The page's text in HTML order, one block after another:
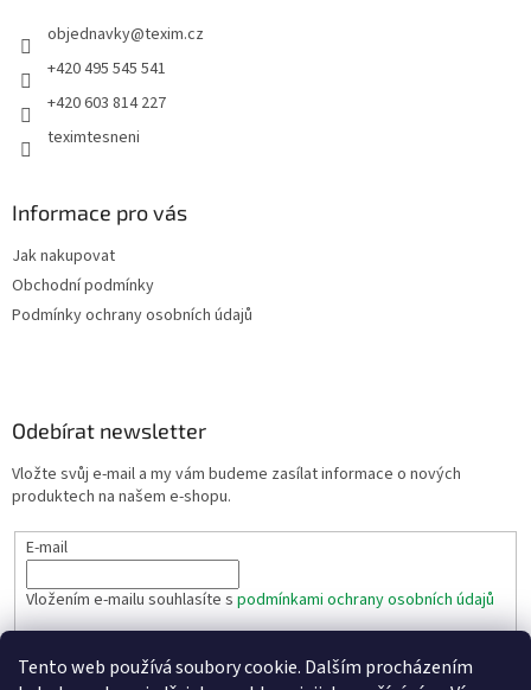
Tento web používá soubory cookie. Dalším procházením
objednavky@texim.cz
+420 495 545 541
+420 603 814 227
teximtesneni
Informace pro vás
Jak nakupovat
Obchodní podmínky
Podmínky ochrany osobních údajů
Odebírat newsletter
Vložte svůj e-mail a my vám budeme zasílat informace o nových
produktech na našem e-shopu.
E-mail
Vložením e-mailu souhlasíte s podmínkami ochrany osobních údajů
PŘIHLÁSIT SE